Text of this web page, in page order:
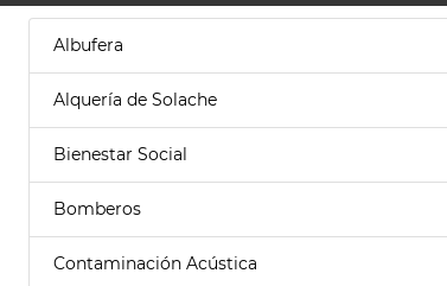
Albufera
Alquería de Solache
Bienestar Social
Bomberos
Contaminación Acústica